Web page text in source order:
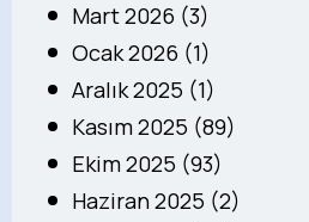
Mart 2026 (3)
Ocak 2026 (1)
Aralık 2025 (1)
Kasım 2025 (89)
Ekim 2025 (93)
Haziran 2025 (2)